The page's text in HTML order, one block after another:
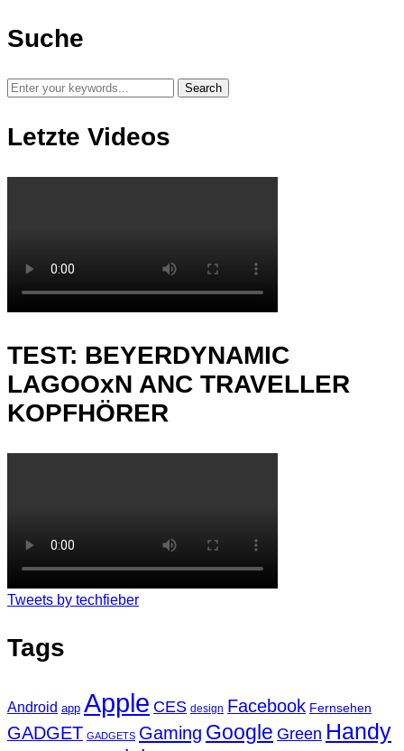
Suche
Letzte Videos
TEST: BEYERDYNAMIC
LAGOOxN ANC TRAVELLER
KOPFHÖRER
Tweets by techfieber
Tags
Android app Apple CES design Facebook Fernsehen
GADGET GADGETS Gaming Google Green Handy